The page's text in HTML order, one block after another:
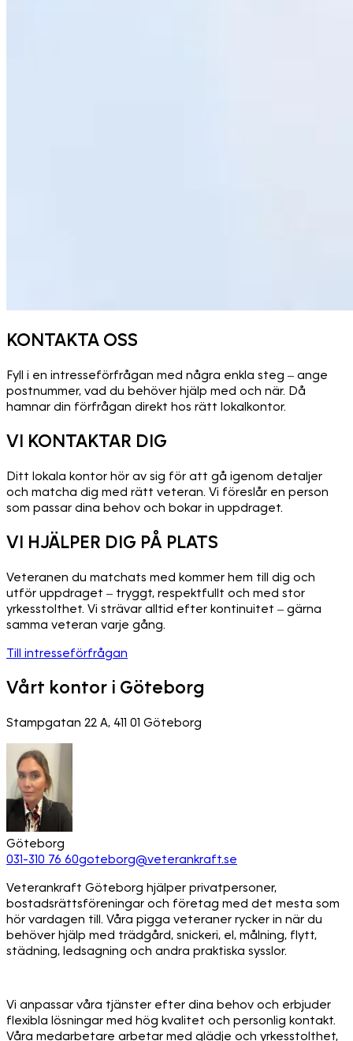
KONTAKTA OSS
Fyll i en intresseförfrågan med några enkla steg – ange
postnummer, vad du behöver hjälp med och när. Då
hamnar din förfrågan direkt hos rätt lokalkontor.
VI KONTAKTAR DIG
Ditt lokala kontor hör av sig för att gå igenom detaljer
och matcha dig med rätt veteran. Vi föreslår en person
som passar dina behov och bokar in uppdraget.
VI HJÄLPER DIG PÅ PLATS
Veteranen du matchats med kommer hem till dig och
utför uppdraget – tryggt, respektfullt och med stor
yrkesstolthet. Vi strävar alltid efter kontinuitet – gärna
samma veteran varje gång.
Till intresseförfrågan
Vårt kontor i Göteborg
Stampgatan 22 A, 411 01 Göteborg
Göteborg
031-310 76 60goteborg@veterankraft.se
Veterankraft Göteborg hjälper privatpersoner,
bostadsrättsföreningar och företag med det mesta som
hör vardagen till. Våra pigga veteraner rycker in när du
behöver hjälp med trädgård, snickeri, el, målning, flytt,
städning, ledsagning och andra praktiska sysslor.
Vi anpassar våra tjänster efter dina behov och erbjuder
flexibla lösningar med hög kvalitet och personlig kontakt.
Våra medarbetare arbetar med glädje och yrkesstolthet,